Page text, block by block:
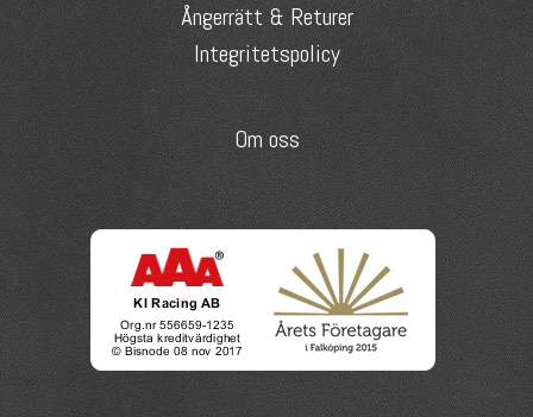
Ångerrätt & Returer
Integritetspolicy
Om oss